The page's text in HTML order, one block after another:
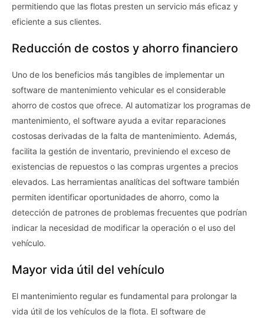
permitiendo que las flotas presten un servicio más eficaz y
eficiente a sus clientes.
Reducción de costos y ahorro financiero
Uno de los beneficios más tangibles de implementar un
software de mantenimiento vehicular es el considerable
ahorro de costos que ofrece. Al automatizar los programas de
mantenimiento, el software ayuda a evitar reparaciones
costosas derivadas de la falta de mantenimiento. Además,
facilita la gestión de inventario, previniendo el exceso de
existencias de repuestos o las compras urgentes a precios
elevados. Las herramientas analíticas del software también
permiten identificar oportunidades de ahorro, como la
detección de patrones de problemas frecuentes que podrían
indicar la necesidad de modificar la operación o el uso del
vehículo.
Mayor vida útil del vehículo
El mantenimiento regular es fundamental para prolongar la
vida útil de los vehículos de la flota. El software de